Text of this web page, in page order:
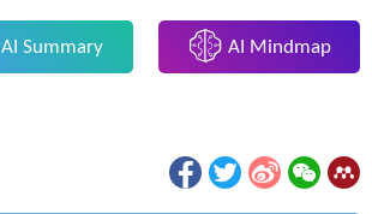
AI Summary AI Mindmap